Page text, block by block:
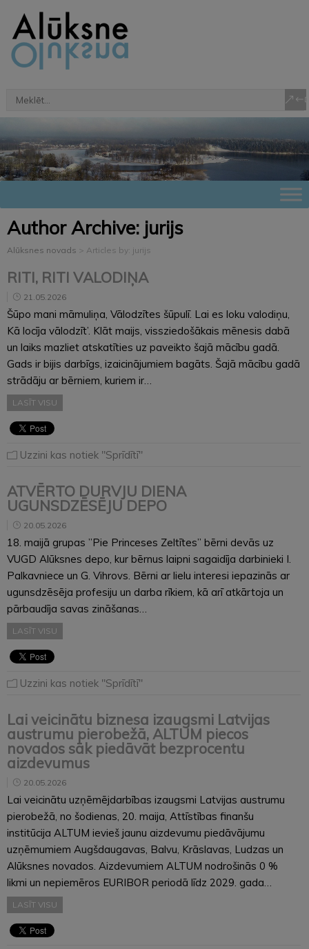
Author Archive: jurijs
Alūksnes novads > Articles by: jurijs
RITI, RITI VALODIŅA
21.05.2026
Šūpo mani māmuliņa, Vālodzītes šūpulī. Lai es loku valodiņu,
Kā locīja vālodzīt’. Klāt maijs, vissziedošākais mēnesis dabā
un laiks mazliet atskatīties uz paveikto šajā mācību gadā.
Gads ir bijis darbīgs, izaicinājumiem bagāts. Šajā mācību gadā
strādāju ar bērniem, kuriem ir…
LASĪT VISU
Uzzini kas notiek "Sprīdītī"
ATVĒRTO DURVJU DIENA
UGUNSDZĒSĒJU DEPO
20.05.2026
18. maijā grupas ’’Pie Princeses Zeltītes” bērni devās uz
VUGD Alūksnes depo, kur bērnus laipni sagaidīja darbinieki I.
Palkavniece un G. Vihrovs. Bērni ar lielu interesi iepazinās ar
ugunsdzēsēja profesiju un darba rīkiem, kā arī atkārtoja un
pārbaudīja savas zināšanas…
LASĪT VISU
Uzzini kas notiek "Sprīdītī"
Lai veicinātu biznesa izaugsmi Latvijas
austrumu pierobežā, ALTUM piecos
novados sāk piedāvāt bezprocentu
aizdevumus
20.05.2026
Lai veicinātu uzņēmējdarbības izaugsmi Latvijas austrumu
pierobežā, no šodienas, 20. maija, Attīstības finanšu
institūcija ALTUM ievieš jaunu aizdevumu piedāvājumu
uzņēmumiem Augšdaugavas, Balvu, Krāslavas, Ludzas un
Alūksnes novados. Aizdevumiem ALTUM nodrošinās 0 %
likmi un nepiemēros EURIBOR periodā līdz 2029. gada…
LASĪT VISU